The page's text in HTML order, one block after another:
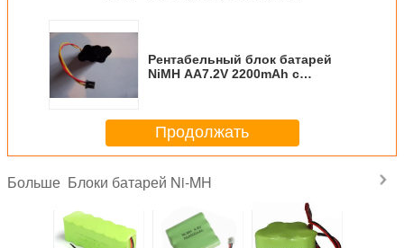
Рентабельный блок батарей
NiMH AA7.2V 2200mAh с
Продолжать
Больше Блоки батарей Ni-MH